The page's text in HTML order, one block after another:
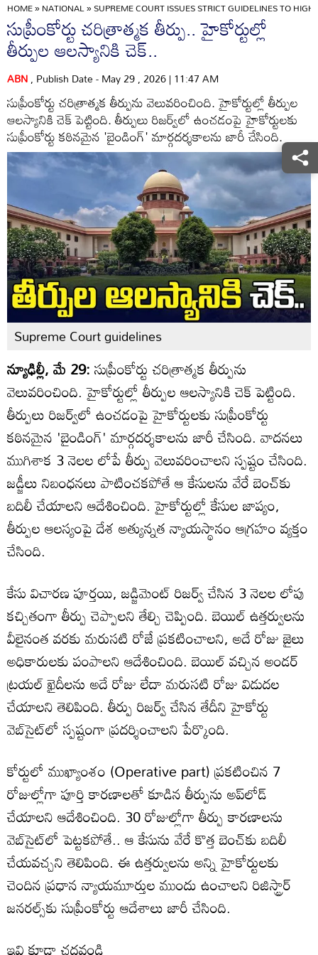
HOME»NATIONAL»SUPREME COURT ISSUES STRICT GUIDELINES TO
సుప్రీంకోర్టు చరిత్రాత్మక తీర్పు.. హైకోర్టుల్లో
తీర్పుల ఆలస్యానికి చెక్..
ABN, Publish Date - May 29 , 2026 | 11:47 AM
సుప్రీంకోర్టు చరిత్రాత్మక తీర్పును వెలువరించింది. హైకోర్టుల్లో తీర్పుల
ఆలస్యానికి చెక్ పెట్టింది. తీర్పులు రిజర్వ్‌లో ఉంచడంపై హైకోర్టులకు
సుప్రీంకోర్టు కఠినమైన 'బైండింగ్' మార్గదర్శకాలను జారీ చేసింది.
Supreme Court guidelines
న్యూఢిల్లీ, మే 29:సుప్రీంకోర్టు చరిత్రాత్మక తీర్పును
వెలువరించింది. హైకోర్టుల్లో తీర్పుల ఆలస్యానికి చెక్ పెట్టింది.
తీర్పులు రిజర్వ్‌లో ఉంచడంపై హైకోర్టులకు సుప్రీంకోర్టు
కఠినమైన 'బైండింగ్' మార్గదర్శకాలను జారీ చేసింది. వాదనలు
ముగిశాక 3 నెలల లోపే తీర్పు వెలువరించాలని స్పష్టం చేసింది.
జడ్జీలు నిబంధనలు పాటించకపోతే ఆ కేసులను వేరే బెంచ్‌కు
బదిలీ చేయాలని ఆదేశించింది. హైకోర్టుల్లో కేసుల జాప్యం,
తీర్పుల ఆలస్యంపై దేశ అత్యున్నత న్యాయస్థానం ఆగ్రహం వ్యక్తం
చేసింది.
కేసు విచారణ పూర్తయి, జడ్జిమెంట్ రిజర్వ్ చేసిన 3 నెలల లోపు
కచ్చితంగా తీర్పు చెప్పాలని తేల్చి చెప్పింది. బెయిల్ ఉత్తర్వులను
వీలైనంత వరకు మరుసటి రోజే ప్రకటించాలని, అదే రోజు జైలు
అధికారులకు పంపాలని ఆదేశించింది. బెయిల్ వచ్చిన అండర్‌
ట్రయల్ ఖైదీలను అదే రోజు లేదా మరుసటి రోజు విడుదల
చేయాలని తెలిపింది. తీర్పు రిజర్వ్ చేసిన తేదీని హైకోర్టు
వెబ్‌సైట్‌లో స్పష్టంగా ప్రదర్శించాలని పేర్కొంది.
కోర్టులో ముఖ్యాంశం (Operative part) ప్రకటించిన 7
రోజుల్లోగా పూర్తి కారణాలతో కూడిన తీర్పును అప్‌లోడ్
చేయాలని ఆదేశించింది. 30 రోజుల్లోగా తీర్పు కారణాలను
వెబ్‌సైట్‌లో పెట్టకపోతే.. ఆ కేసును వేరే కొత్త బెంచ్‌కు బదిలీ
చేయవచ్చని తెలిపింది. ఈ ఉత్తర్వులను అన్ని హైకోర్టులకు
చెందిన ప్రధాన న్యాయమూర్తుల ముందు ఉంచాలని రిజిస్ట్రార్
జనరల్స్‌కు సుప్రీంకోర్టు ఆదేశాలు జారీ చేసింది.